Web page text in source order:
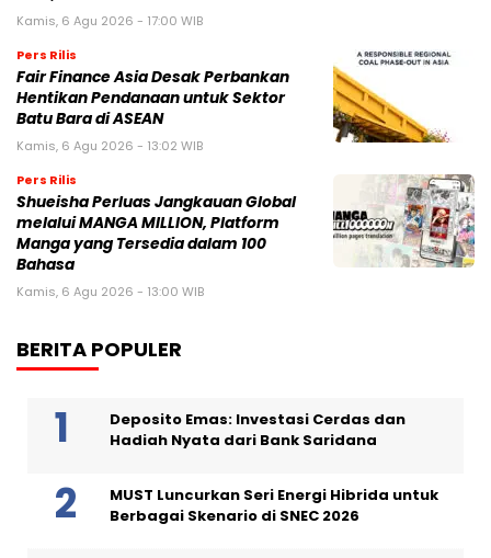
Kamis, 6 Agu 2026 - 17:00 WIB
Pers Rilis
Fair Finance Asia Desak Perbankan
Hentikan Pendanaan untuk Sektor
Batu Bara di ASEAN
Kamis, 6 Agu 2026 - 13:02 WIB
Pers Rilis
Shueisha Perluas Jangkauan Global
melalui MANGA MILLION, Platform
Manga yang Tersedia dalam 100
Bahasa
Kamis, 6 Agu 2026 - 13:00 WIB
BERITA POPULER
Deposito Emas: Investasi Cerdas dan
Hadiah Nyata dari Bank Saridana
MUST Luncurkan Seri Energi Hibrida untuk
Berbagai Skenario di SNEC 2026